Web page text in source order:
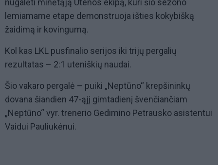
nugalėti minėtąją Utenos ekipą, kuri šio sezono
lemiamame etape demonstruoja išties kokybišką
žaidimą ir kovingumą.
Kol kas LKL pusfinalio serijos iki trijų pergalių
rezultatas – 2:1 uteniškių naudai.
Šio vakaro pergalė – puiki „Neptūno“ krepšininkų
dovana šiandien 47-ąjį gimtadienį švenčiančiam
„Neptūno“ vyr. trenerio Gedimino Petrausko asistentui
Vaidui Pauliukėnui.